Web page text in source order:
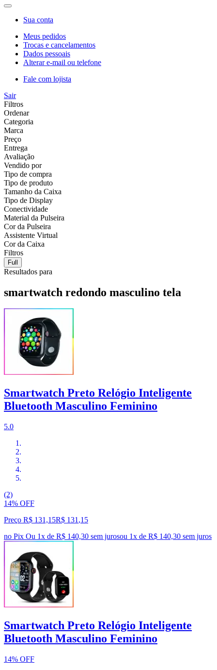
Sua conta
Meus pedidos
Trocas e cancelamentos
Dados pessoais
Alterar e-mail ou telefone
Fale com lojista
Sair
Filtros
Ordenar
Categoria
Marca
Preço
Entrega
Avaliação
Vendido por
Tipo de compra
Tipo de produto
Tamanho da Caixa
Tipo de Display
Conectividade
Material da Pulseira
Cor da Pulseira
Assistente Virtual
Cor da Caixa
Filtros
Full
Resultados para
smartwatch redondo masculino tela
Smartwatch Preto Relógio Inteligente
Bluetooth Masculino Feminino
5.0
(2)
14% OFF
Preço R$ 131,15R$ 131 ,15
no Pix Ou 1x de R$ 140,30 sem jurosou 1x de R$ 140,30 sem juros
Smartwatch Preto Relógio Inteligente
Bluetooth Masculino Feminino
14% OFF